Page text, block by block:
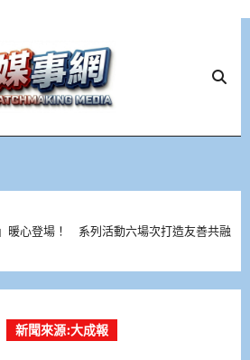
暖心登場！ 系列活動六場次打造友善共融
新聞來源:大成報